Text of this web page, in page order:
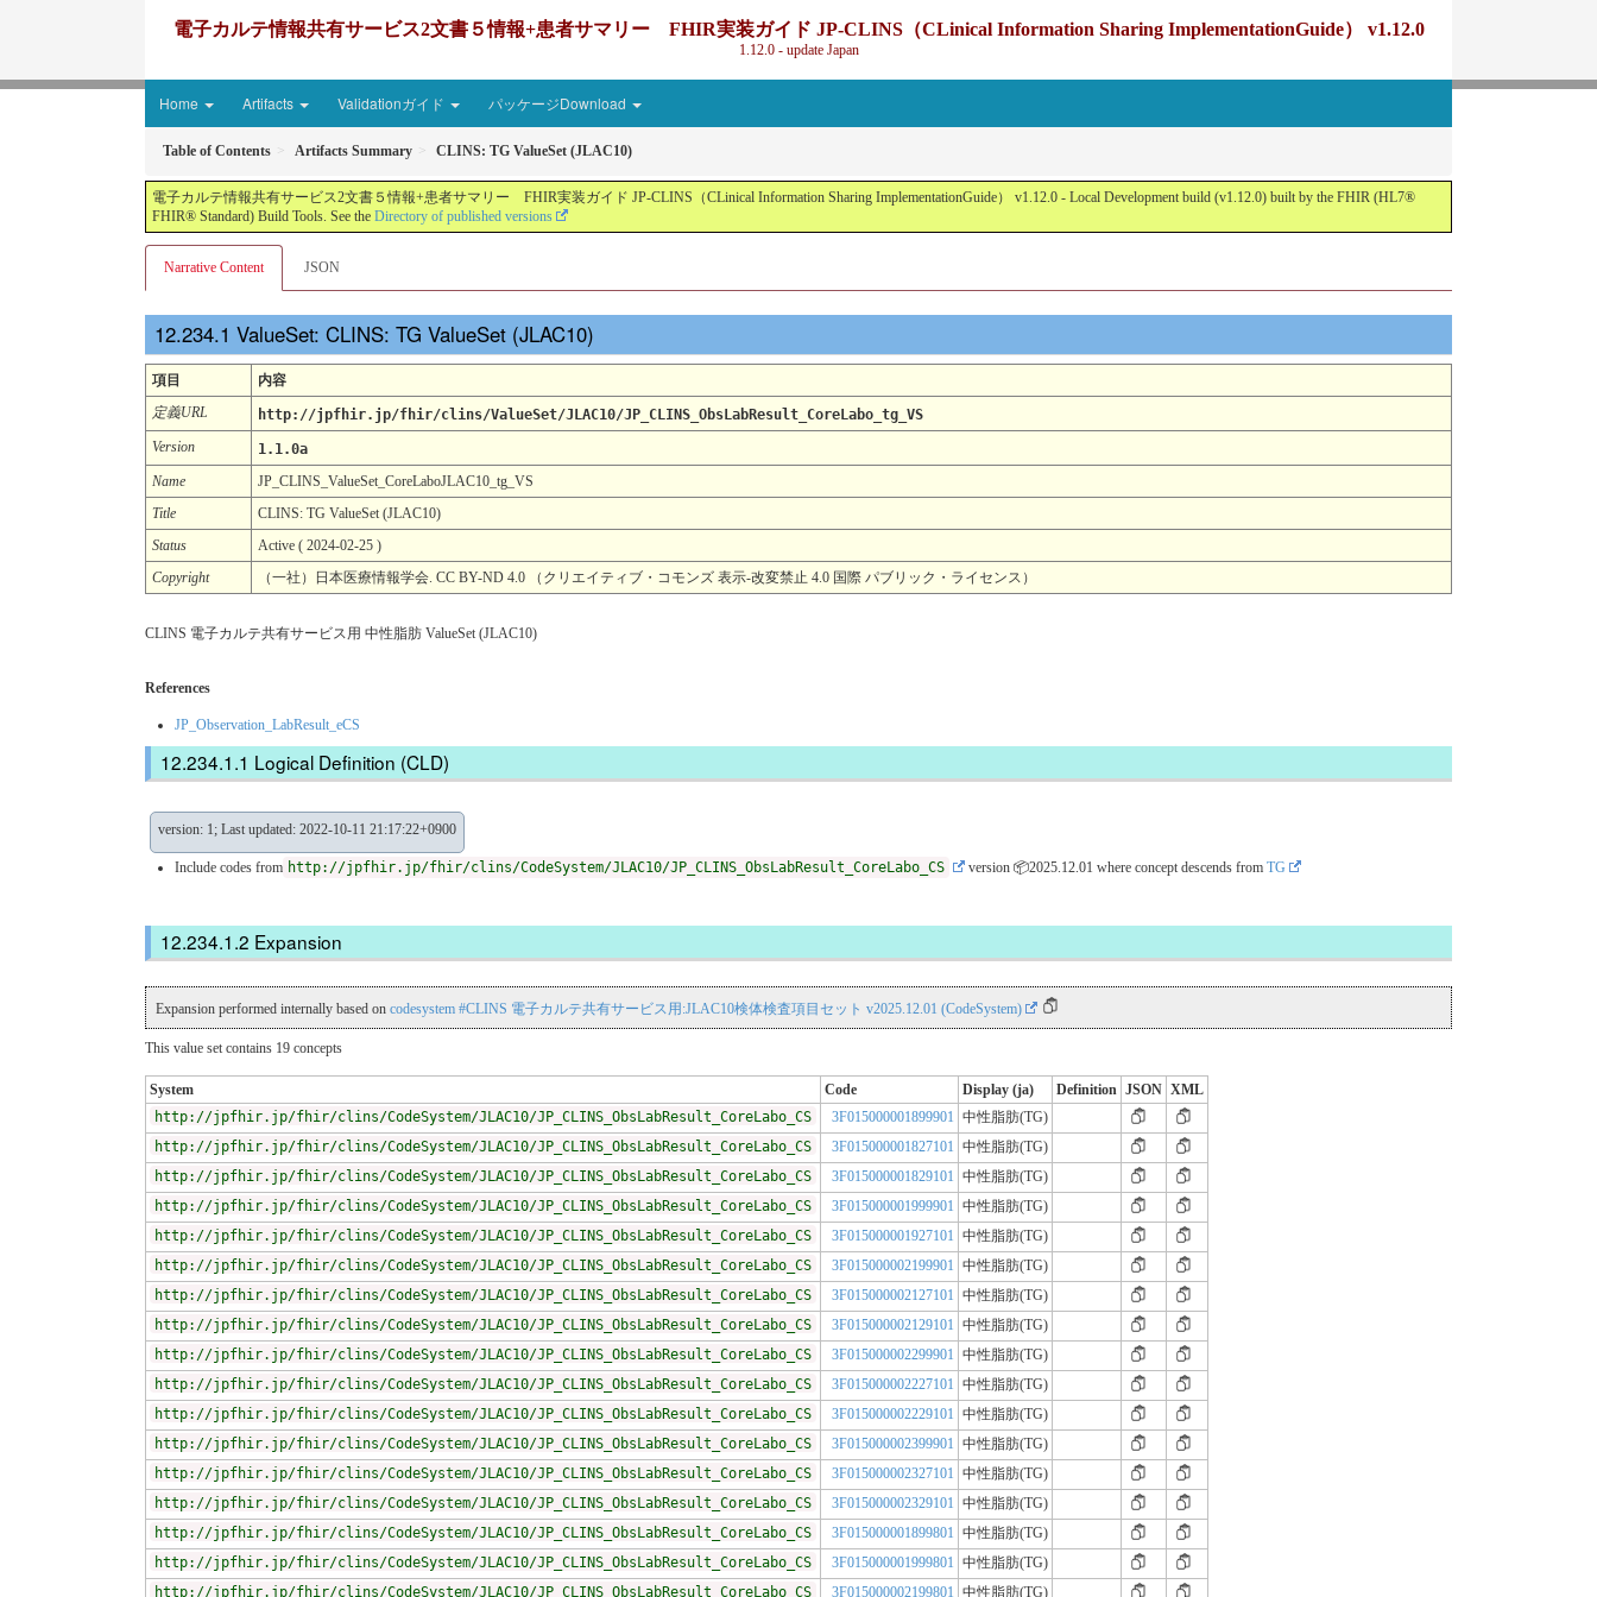
電子カルテ情報共有サービス2文書５情報+患者サマリー FHIR実装ガイド JP-CLINS（CLinical Information Sharing ImplementationGuide） v1.12.0
1.12.0 - update Japan
Home Artifacts Validationガイド パッケージDownload
Table of Contents Artifacts Summary CLINS: TG ValueSet (JLAC10)
電子カルテ情報共有サービス2文書５情報+患者サマリー FHIR実装ガイド JP-CLINS（CLinical Information Sharing ImplementationGuide） v1.12.0 - Local Development build (v1.12.0) built by the FHIR (HL7®
FHIR® Standard) Build Tools. See the Directory of published versions
Narrative Content JSON
ValueSet: CLINS: TG ValueSet (JLAC10)
項目
内容
定義URL
http://jpfhir.jp/fhir/clins/ValueSet/JLAC10/JP_CLINS_ObsLabResult_CoreLabo_tg_VS
Version
1.1.0a
Name
JP_CLINS_ValueSet_CoreLaboJLAC10_tg_VS
Title
CLINS: TG ValueSet (JLAC10)
Status
Active ( 2024-02-25 )
Copyright
（一社）日本医療情報学会. CC BY-ND 4.0 （クリエイティブ・コモンズ 表示-改変禁止 4.0 国際 パブリック・ライセンス）
CLINS 電子カルテ共有サービス用 中性脂肪 ValueSet (JLAC10)
References
JP_Observation_LabResult_eCS
Logical Definition (CLD)
version: 1; Last updated: 2022-10-11 21:17:22+0900
Include codes from http://jpfhir.jp/fhir/clins/CodeSystem/JLAC10/JP_CLINS_ObsLabResult_CoreLabo_CS version 📦2025.12.01 where concept descends from TG
Expansion
Expansion performed internally based on codesystem #CLINS 電子カルテ共有サービス用:JLAC10検体検査項目セット v2025.12.01 (CodeSystem)
This value set contains 19 concepts
System Code Display (ja) Definition JSON XML
http://jpfhir.jp/fhir/clins/CodeSystem/JLAC10/JP_CLINS_ObsLabResult_CoreLabo_CS
3F015000001899901 中性脂肪(TG)
http://jpfhir.jp/fhir/clins/CodeSystem/JLAC10/JP_CLINS_ObsLabResult_CoreLabo_CS
3F015000001827101 中性脂肪(TG)
http://jpfhir.jp/fhir/clins/CodeSystem/JLAC10/JP_CLINS_ObsLabResult_CoreLabo_CS
3F015000001829101 中性脂肪(TG)
http://jpfhir.jp/fhir/clins/CodeSystem/JLAC10/JP_CLINS_ObsLabResult_CoreLabo_CS
3F015000001999901 中性脂肪(TG)
http://jpfhir.jp/fhir/clins/CodeSystem/JLAC10/JP_CLINS_ObsLabResult_CoreLabo_CS
3F015000001927101 中性脂肪(TG)
http://jpfhir.jp/fhir/clins/CodeSystem/JLAC10/JP_CLINS_ObsLabResult_CoreLabo_CS
3F015000002199901 中性脂肪(TG)
http://jpfhir.jp/fhir/clins/CodeSystem/JLAC10/JP_CLINS_ObsLabResult_CoreLabo_CS
3F015000002127101 中性脂肪(TG)
http://jpfhir.jp/fhir/clins/CodeSystem/JLAC10/JP_CLINS_ObsLabResult_CoreLabo_CS
3F015000002129101 中性脂肪(TG)
http://jpfhir.jp/fhir/clins/CodeSystem/JLAC10/JP_CLINS_ObsLabResult_CoreLabo_CS
3F015000002299901 中性脂肪(TG)
http://jpfhir.jp/fhir/clins/CodeSystem/JLAC10/JP_CLINS_ObsLabResult_CoreLabo_CS
3F015000002227101 中性脂肪(TG)
http://jpfhir.jp/fhir/clins/CodeSystem/JLAC10/JP_CLINS_ObsLabResult_CoreLabo_CS
3F015000002229101 中性脂肪(TG)
http://jpfhir.jp/fhir/clins/CodeSystem/JLAC10/JP_CLINS_ObsLabResult_CoreLabo_CS
3F015000002399901 中性脂肪(TG)
http://jpfhir.jp/fhir/clins/CodeSystem/JLAC10/JP_CLINS_ObsLabResult_CoreLabo_CS
3F015000002327101 中性脂肪(TG)
http://jpfhir.jp/fhir/clins/CodeSystem/JLAC10/JP_CLINS_ObsLabResult_CoreLabo_CS
3F015000002329101 中性脂肪(TG)
http://jpfhir.jp/fhir/clins/CodeSystem/JLAC10/JP_CLINS_ObsLabResult_CoreLabo_CS
3F015000001899801 中性脂肪(TG)
http://jpfhir.jp/fhir/clins/CodeSystem/JLAC10/JP_CLINS_ObsLabResult_CoreLabo_CS
3F015000001999801 中性脂肪(TG)
http://jpfhir.jp/fhir/clins/CodeSystem/JLAC10/JP_CLINS_ObsLabResult_CoreLabo_CS
3F015000002199801 中性脂肪(TG)